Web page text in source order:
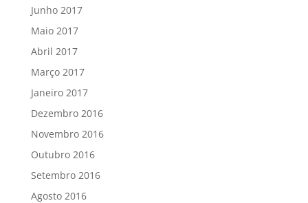
Junho 2017
Maio 2017
Abril 2017
Março 2017
Janeiro 2017
Dezembro 2016
Novembro 2016
Outubro 2016
Setembro 2016
Agosto 2016